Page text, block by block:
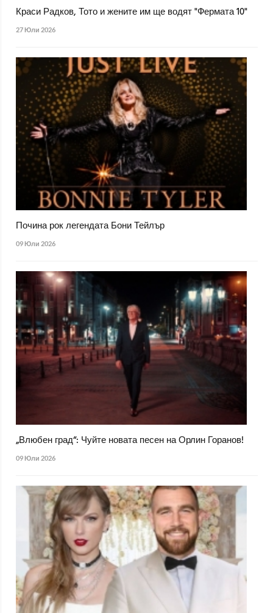
Краси Радков, Тото и жените им ще водят "Фермата 10"
27 Юли 2026
Почина рок легендата Бони Тейлър
09 Юли 2026
„Влюбен град“: Чуйте новата песен на Орлин Горанов!
09 Юли 2026